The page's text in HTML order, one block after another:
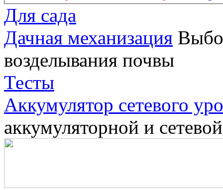
Для сада
Дачная механизация
возделывания почвы
Тесты
Аккумулятор сетевого
аккумуляторной и